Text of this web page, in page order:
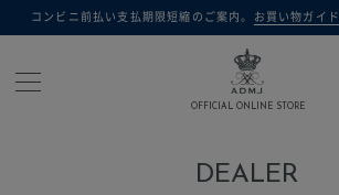
コンビニ前払い支払期限短縮のご案内。 お買い物ガイド
OFFICIAL ONLINE STORE
検索
DEALER